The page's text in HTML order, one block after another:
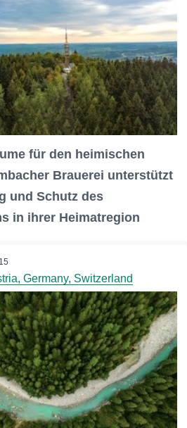
für den heimischen
Brauerei unterstützt
und Schutz des
in ihrer Heimatregion
Germany, Switzerland